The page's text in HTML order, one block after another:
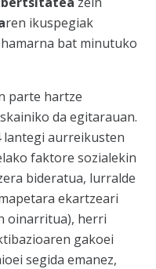
ren ikuspegiak
bat minutuko
parte hartze
da egitarauan.
lantegi aurreikusten
faktore sozialekin
bideratua, lurralde
ekartzeari
oinarritua), herri
gakoei
segida emanez,